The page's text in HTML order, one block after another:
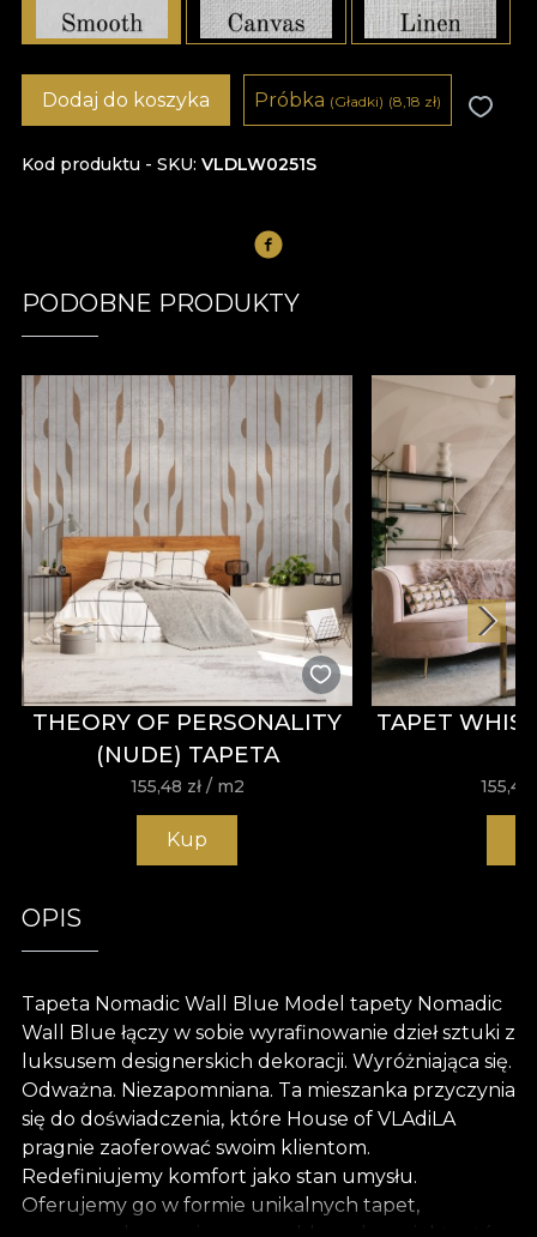
Kod produktu - SKU VLDLW0251S
Dodaj do koszyka Próbka (Gładki) (8,18 zł)
PODOBNE PRODUKTY
THEORY OF PERSONALITY
(NUDE) TAPETA
155,48 zł / m2
Kup
TAPET
155,48
OPIS
Tapeta Nomadic Wall Blue Model tapety Nomadic
Wall Blue łączy w sobie wyrafinowanie dzieł sztuki z
luksusem designerskich dekoracji. Wyróżniająca się.
Odważna. Niezapomniana. Ta mieszanka przyczynia
się do doświadczenia, które House of VLAdiLA
pragnie zaoferować swoim klientom.
Redefiniujemy komfort jako stan umysłu.
Oferujemy go w formie unikalnych tapet,